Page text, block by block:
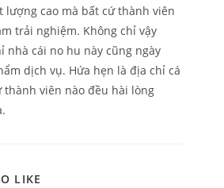
lượng cao mà bất cứ thành viên
trải nghiệm. Không chỉ vậy
nhà cái no hu này cũng ngày
dịch vụ. Hứa hẹn là địa chỉ cá
thành viên nào đều hài lòng
LIKE